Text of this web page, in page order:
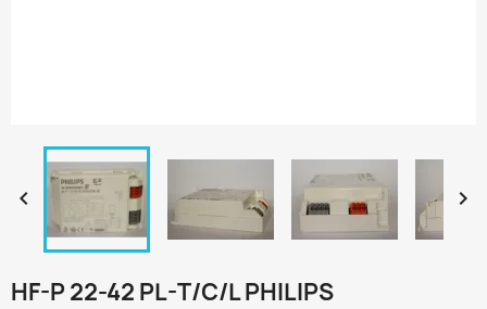
 
HF-P 22-42 PL-T/C/L PHILIPS